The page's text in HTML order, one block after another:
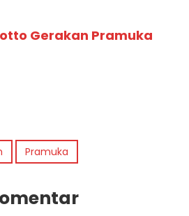
Gerakan Pramuka
Pramuka